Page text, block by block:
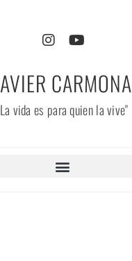
CARMONA
vida es para quien la vive"